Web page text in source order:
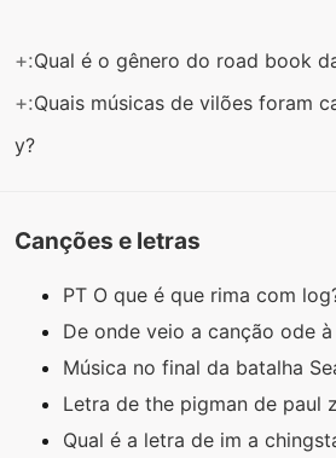
+:Qual é o gênero do road book
+:Quais músicas de vilões foram
y?
Canções e letras
PT O que é que rima com
De onde veio a canção ode
Música no final da batalha
Letra de the pigman de paul
Qual é a letra de im a